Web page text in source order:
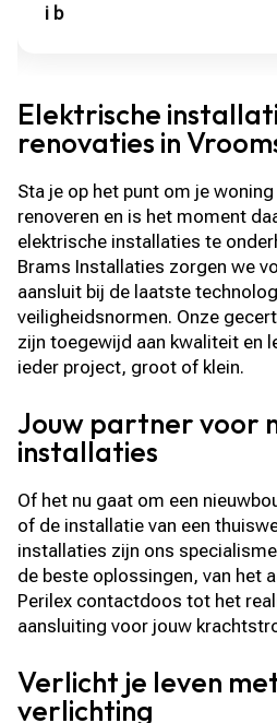
i b
Elektrische
renovaties in
Sta je op het punt om je
renoveren en is het moment
elektrische installaties te
Brams Installaties zorgen we
aansluit bij de laatste
veiligheidsnormen. Onze
zijn toegewijd aan kwaliteit en
ieder project, groot of klein.
Jouw partner voor
installaties
Of het nu gaat om een
of de installatie van een
installaties zijn ons
de beste oplossingen, van het
Perilex contactdoos tot het
aansluiting voor jouw
Verlicht je leven
verlichting